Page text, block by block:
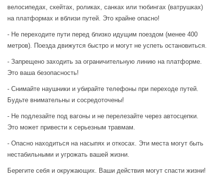
велосипедах, скейтах, роликах, санках или тюбингах (ватрушках)
на платформах и вблизи путей. Это крайне опасно!
- Не переходите пути перед близко идущим поездом (менее 400
метров). Поезда движутся быстро и могут не успеть остановиться.
- Запрещено заходить за ограничительную линию на платформе.
Это ваша безопасность!
- Снимайте наушники и убирайте телефоны при переходе путей.
Будьте внимательны и сосредоточены!
- Не подлезайте под вагоны и не перелезайте через автосцепки.
Это может привести к серьезным травмам.
- Опасно находиться на насыпях и откосах. Эти места могут быть
нестабильными и угрожать вашей жизни.
Берегите себя и окружающих. Ваши действия могут спасти жизни!